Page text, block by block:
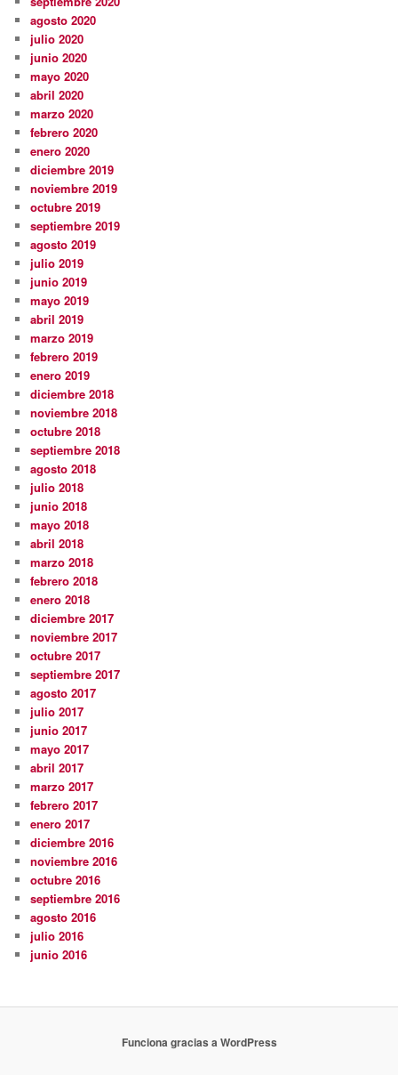
agosto 2020
julio 2020
junio 2020
mayo 2020
abril 2020
marzo 2020
febrero 2020
enero 2020
diciembre 2019
noviembre 2019
octubre 2019
septiembre 2019
agosto 2019
julio 2019
junio 2019
mayo 2019
abril 2019
marzo 2019
febrero 2019
enero 2019
diciembre 2018
noviembre 2018
octubre 2018
septiembre 2018
agosto 2018
julio 2018
junio 2018
mayo 2018
abril 2018
marzo 2018
febrero 2018
enero 2018
diciembre 2017
noviembre 2017
octubre 2017
septiembre 2017
agosto 2017
julio 2017
junio 2017
mayo 2017
abril 2017
marzo 2017
febrero 2017
enero 2017
diciembre 2016
noviembre 2016
octubre 2016
septiembre 2016
agosto 2016
julio 2016
junio 2016
Funciona gracias a WordPress